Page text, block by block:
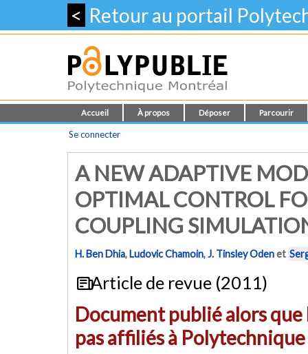
< Retour au portail
Accueil À propos Déposer Parcourir
Se connecter
A NEW ADAPTIVE
OPTIMAL CONTROL
COUPLING
H. Ben Dhia,Ludovic Chamoin,J. Tinsley Odenet
Article de revue (2011)
Document publié alors
pas affiliés à